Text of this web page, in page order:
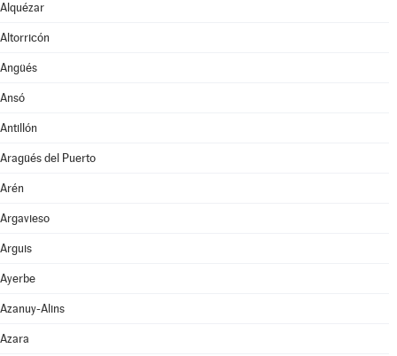
Alquézar
Altorricón
Angüés
Ansó
Antillón
Aragüés del Puerto
Arén
Argavieso
Arguis
Ayerbe
Azanuy-Alins
Azara